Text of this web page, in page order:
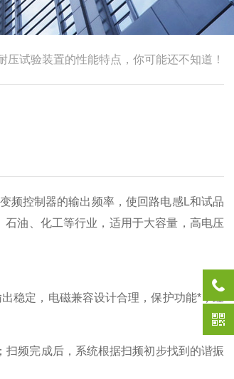
压试验装置的性能特点，你可能还不知道！
频控制器的输出频率，使回路电感L和试品
油、化工等行业，适用于大容量，高电压
稳定，电磁兼容设计合理，保护功能*，经
频完成后，系统根据扫频初步找到的谐振